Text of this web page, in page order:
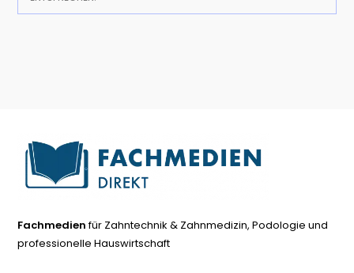
Fachmedienfür Zahntechnik & Zahnmedizin, Podologie und
professionelle Hauswirtschaft